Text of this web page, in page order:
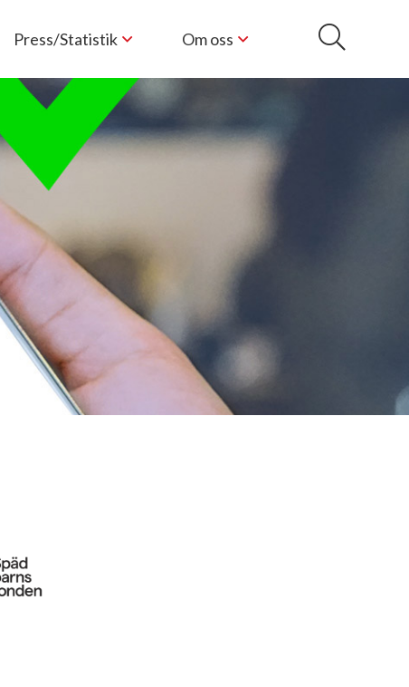
Press/Statistik Om oss